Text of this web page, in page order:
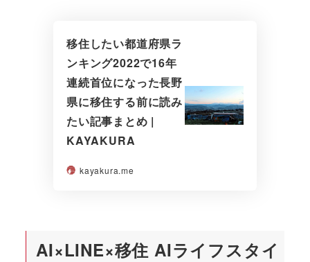
移住したい都道府県ラ
ンキング2022で16年
連続首位になった長野
県に移住する前に読み
たい記事まとめ |
KAYAKURA
kayakura.me
AI×LINE×移住 AIライフスタイ